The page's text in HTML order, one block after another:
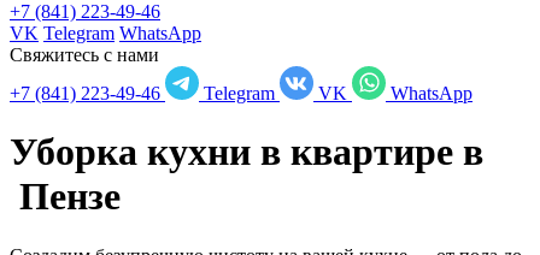
+7 (841) 223-49-46
VK Telegram WhatsApp
Свяжитесь с нами
+7 (841) 223-49-46
Telegram VK WhatsApp
Уборка кухни в квартире в
Пензе